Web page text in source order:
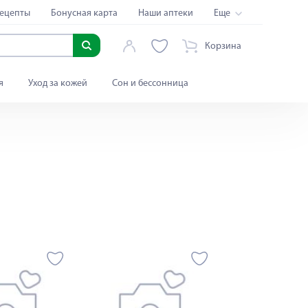
Бонусная карта Наши аптеки Еще
Корзина
Уход за кожей Сон и бессонница